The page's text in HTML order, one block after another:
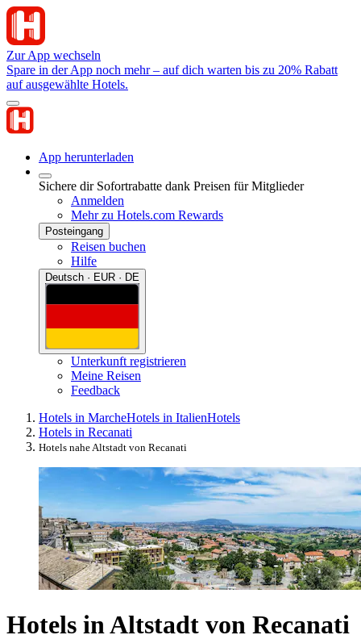
Zur App wechseln
Spare in der App noch mehr – auf dich warten bis zu 20% Rabatt
auf ausgewählte Hotels.
App herunterladen
Sichere dir Sofortrabatte dank Preisen für Mitglieder
Anmelden
Mehr zu Hotels.com Rewards
Posteingang
Reisen buchen
Hilfe
Deutsch · EUR · DE
Unterkunft registrieren
Meine Reisen
Feedback
Hotels in MarcheHotels in ItalienHotels
Hotels in Recanati
Hotels nahe Altstadt von Recanati
Hotels in Altstadt von Recanati